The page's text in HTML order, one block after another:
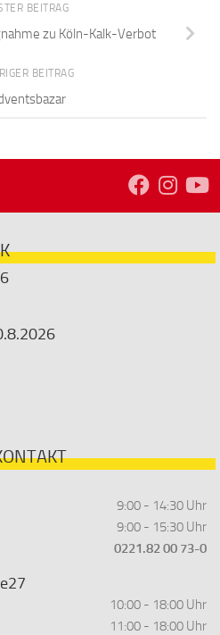
BEITRAG
zu Köln-Kalk-Verbot
BEITRAG
9:00 - 14:30 Uhr
9:00 - 15:30 Uhr
0221.82 00 73-0
10:00 - 18:00 Uhr
11:00 - 18:00 Uhr